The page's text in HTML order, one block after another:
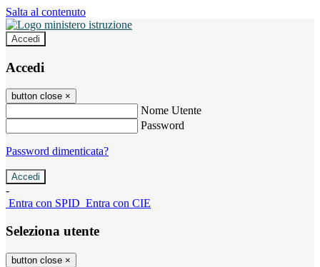
Salta al contenuto
Accedi
Accedi
button close ×
Nome Utente
Password
Password dimenticata?
-
Entra con SPID Entra con CIE
Seleziona utente
button close ×